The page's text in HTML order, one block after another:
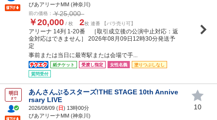
ぴあアリーナMM (神奈川)
前の価格： ￥25,000
￥20,000 / 枚 2枚 連番 【バラ売り可】
アリーナ 14列 1-20番 ［取引成立後の公演中止対応：返
金対応はできません］ 2026年08月09日12時30分発送予
定
事前または当日に最寄駅または会場で手...
紙チケット 受渡し指定 女性名義
塗りつぶしなし
質問受付
明日
まで
あんさんぶるスターズ!THE STAGE 10th Annive
rsary LIVE
2026/08/09 (日) 13時00分
ぴあアリーナMM (神奈川)
10